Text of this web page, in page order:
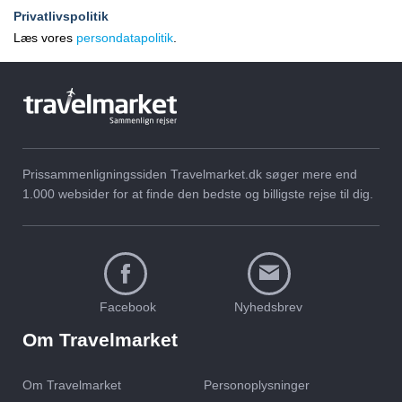
15 dejlige feriesteder i
Langtidsferie 2026 – Se
Privatlivspolitik
Læs vores persondatapolitik
Prissammenligningssiden Travelmarket.dk søger mere end
1.000 websider for at finde den bedste og billigste rejse til dig.
Facebook Nyhedsbrev
Om Travelmarket
Om Travelmarket Personoplysninger